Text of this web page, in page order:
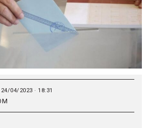
24/04/2023 · 18:31